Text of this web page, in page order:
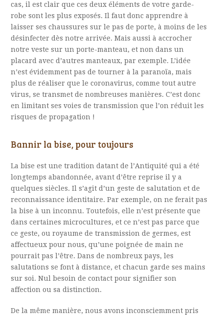
cas, il est clair que ces deux éléments de votre garde-
robe sont les plus exposés. Il faut donc apprendre à
laisser ses chaussures sur le pas de porte, à moins de les
désinfecter dès notre arrivée. Mais aussi à accrocher
notre veste sur un porte-manteau, et non dans un
placard avec d’autres manteaux, par exemple. L’idée
n’est évidemment pas de tourner à la paranoïa, mais
plus de réaliser que le coronavirus, comme tout autre
virus, se transmet de nombreuses manières. C’est donc
en limitant ses voies de transmission que l’on réduit les
risques de propagation !
Bannir la bise, pour toujours
La bise est une tradition datant de l’Antiquité qui a été
longtemps abandonnée, avant d’être reprise il y a
quelques siècles. Il s’agit d’un geste de salutation et de
reconnaissance identitaire. Par exemple, on ne ferait pas
la bise à un inconnu. Toutefois, elle n’est présente que
dans certaines microcultures, et ce n’est pas parce que
ce geste, ou royaume de transmission de germes, est
affectueux pour nous, qu’une poignée de main ne
pourrait pas l’être. Dans de nombreux pays, les
salutations se font à distance, et chacun garde ses mains
sur soi. Nul besoin de contact pour signifier son
affection ou sa distinction.
De la même manière, nous avons inconsciemment pris